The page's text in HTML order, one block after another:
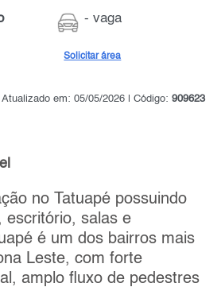
- vaga
Solicitar área
Atualizado em: 05/05/2026 | Código: 909623
no Tatuapé possuindo
escritório, salas e
é um dos bairros mais
Leste, com forte
amplo fluxo de pedestres